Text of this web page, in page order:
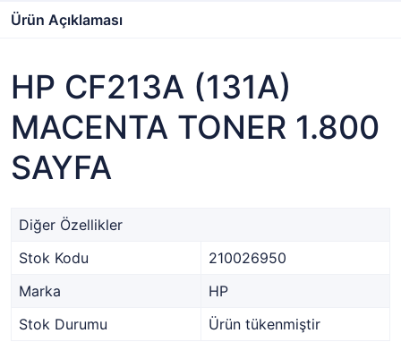
Ürün Açıklaması
HP CF213A (131A)
MACENTA TONER 1.800
SAYFA
Diğer Özellikler
Stok Kodu
210026950
Marka
HP
Stok Durumu
Ürün tükenmiştir